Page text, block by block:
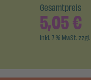
Gesamtpreis
5,05€
inkl. 7 % MwSt. zzgl.